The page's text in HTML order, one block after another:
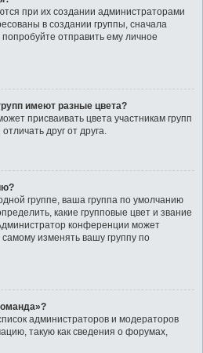
при их создании администраторами
в создании группы, сначала
отправить ему личное
имеют разные цвета?
присваивать цвета участникам групп
друг от друга.
группе, ваша группа по умолчанию
какие групповые цвет и звание
конференции может
изменять вашу группу по
администраторов и модераторов
такую как сведения о форумах,